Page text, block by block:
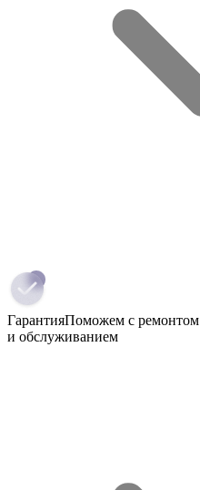
ГарантияПоможем с ремонтом
и обслуживанием